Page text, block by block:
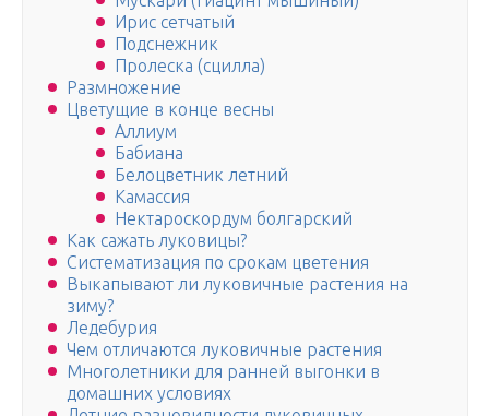
Ирис сетчатый
Подснежник
Пролеска (сцилла)
Размножение
Цветущие в конце весны
Аллиум
Бабиана
Белоцветник летний
Камассия
Нектароскордум болгарский
Как сажать луковицы?
Систематизация по срокам цветения
Выкапывают ли луковичные растения на
зиму?
Ледебурия
Чем отличаются луковичные растения
Многолетники для ранней выгонки в
домашних условиях